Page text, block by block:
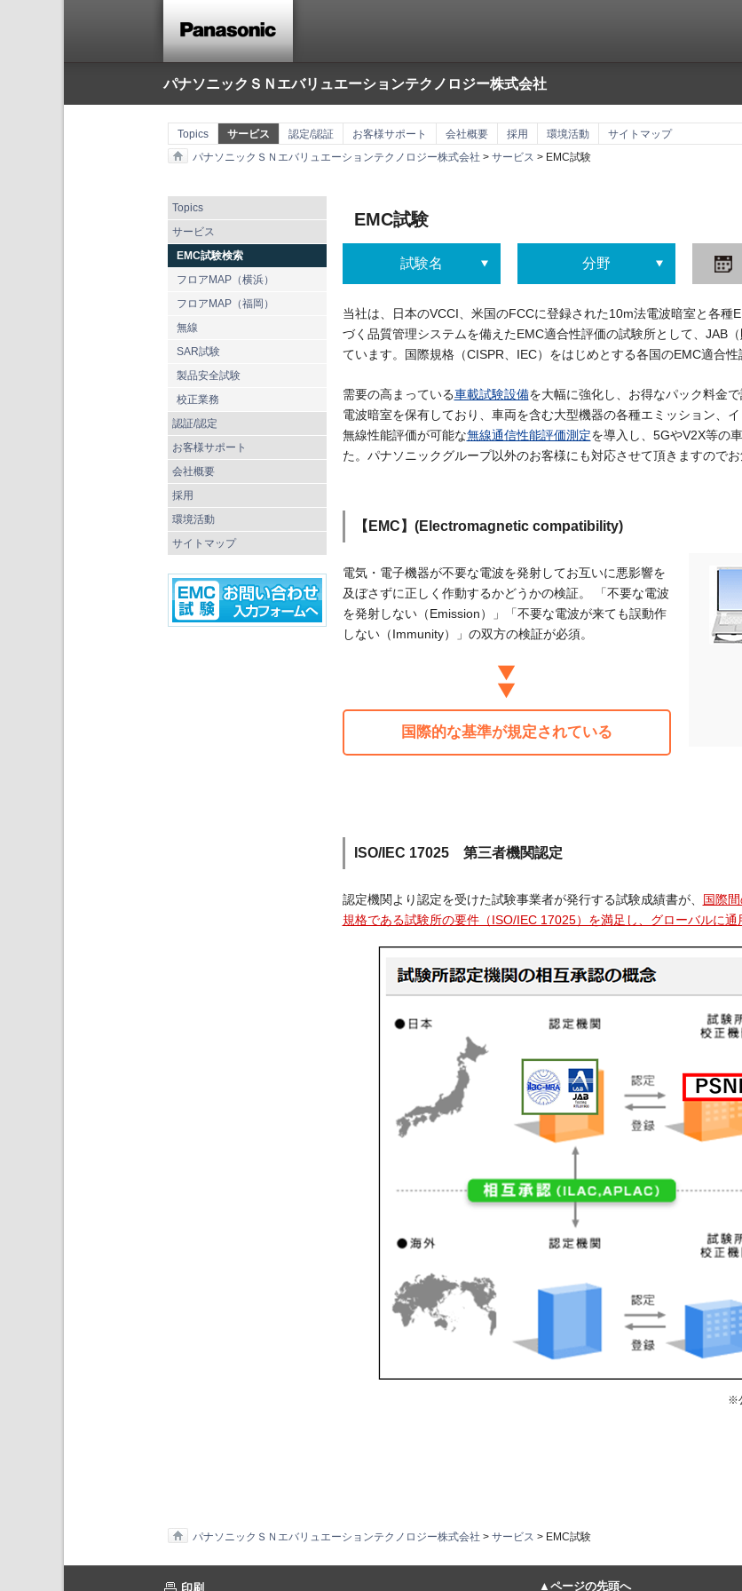
パナソニックＳＮエバリュエーションテクノロジー株式会社
Topics サービス 認定/認証 お客様サポート 会社概要 採用 環境活動
サイトマップ
パナソニックＳＮエバリュエーションテクノロジー株式会社 > サービス > EMC試験
Topics
サービス
EMC試験検索
フロアMAP（横浜）
フロアMAP（福岡）
無線
SAR試験
製品安全試験
校正業務
認証/認定
お客様サポート
会社概要
採用
環境活動
サイトマップ
EMC試験
試験名 分野
当社は、日本のVCCI、米国のFCCに登録された10m法電波暗室と各
づく品質管理システムを備えたEMC適合性評価の試験所として、JAB
ています。国際規格（CISPR、IEC）をはじめとする各国のEMC適合性
需要の高まっている車載試験設備を大幅に強化し、お得なパック料金
電波暗室を保有しており、車両を含む大型機器の各種エミッション、
無線性能評価が可能な無線通信性能評価測定を導入し、5GやV2X等の
た。パナソニックグループ以外のお客様にも対応させて頂きますのでお
【EMC】(Electromagnetic compatibility)
電気・電子機器が不要な電波を発射してお互いに悪影響を
及ぼさずに正しく作動するかどうかの検証。 「不要な電波
を発射しない（Emission）」「不要な電波が来ても誤動作
しない（Immunity）」の双方の検証が必須。
国際的な基準が規定されている
ISO/IEC 17025 第三者機関認定
認定機関より認定を受けた試験事業者が発行する試験成績書が、 国際
規格である試験所の要件（ISO/IEC 17025）を満足し、グローバルに通
※
パナソニックＳＮエバリュエーションテクノロジー株式会社 > サービス > EMC試験
印刷 ▲ページの先頭へ